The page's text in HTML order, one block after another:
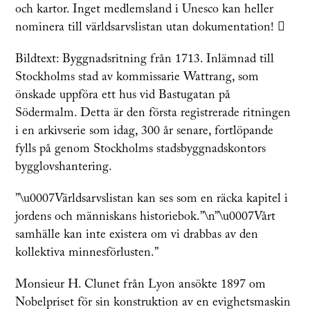
och kartor. Inget medlemsland i Unesco kan heller
nominera till världsarvslistan utan dokumentation! 
Bildtext: Byggnadsritning från 1713. Inlämnad till
Stockholms stad av kommissarie Wattrang, som
önskade uppföra ett hus vid Bastugatan på
Södermalm. Detta är den första registrerade ritningen
i en arkivserie som idag, 300 år senare, fortlöpande
fylls på genom Stockholms stadsbyggnadskontors
bygglovshantering.
”\u0007Världsarvslistan kan ses som en räcka kapitel i
jordens och människans historiebok.”\n”\u0007Vårt
sam­hälle kan inte existera­ om vi drab­bas­ av den
kollektiva minnes­förlusten.”
Monsieur H. Clunet från Lyon ansökte 1897 om
Nobelpriset för sin konstruktion av en evighetsmaskin